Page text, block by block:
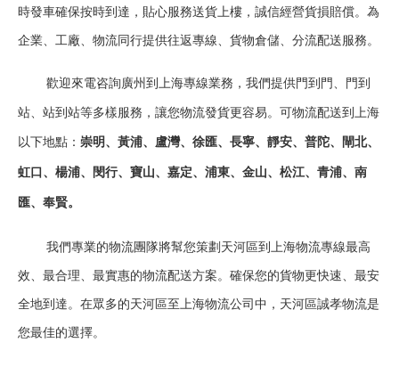
時發車確保按時到達，貼心服務送貨上樓，誠信經營貨損賠償。為
企業、工廠、物流同行提供往返專線、貨物倉儲、分流配送服務。
歡迎來電咨詢廣州到上海專線業務，我們提供門到門、門到
站、站到站等多樣服務，讓您物流發貨更容易。可物流配送到上海
以下地點： 崇明、黃浦、盧灣、徐匯、長寧、靜安、普陀、閘北、
虹口、楊浦、閔行、寶山、嘉定、浦東、金山、松江、青浦、南
匯、奉賢。
我們專業的物流團隊將幫您策劃天河區到上海物流專線最高
效、最合理、最實惠的物流配送方案。確保您的貨物更快速、最安
全地到達。在眾多的天河區至上海物流公司中，天河區誠孝物流是
您最佳的選擇。